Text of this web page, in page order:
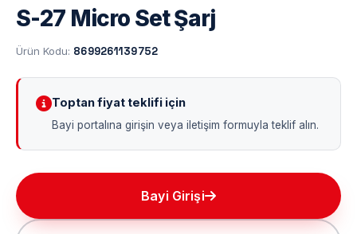
S-27 Micro Set Şarj
Ürün Kodu: 8699261139752
Toptan fiyat teklifi için
Bayi portalına girişin veya iletişim formuyla teklif alın.
Bayi Girişi